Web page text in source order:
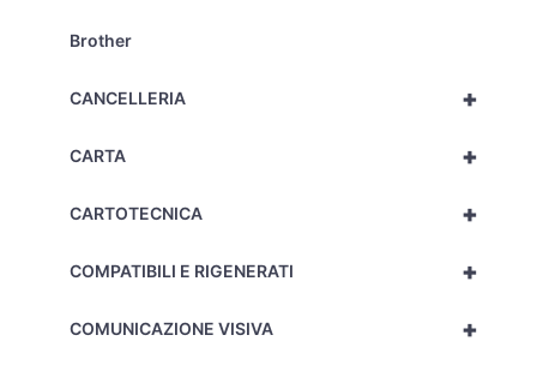
Brother
+
CANCELLERIA
+
CARTA
+
CARTOTECNICA
+
COMPATIBILI E RIGENERATI
+
COMUNICAZIONE VISIVA